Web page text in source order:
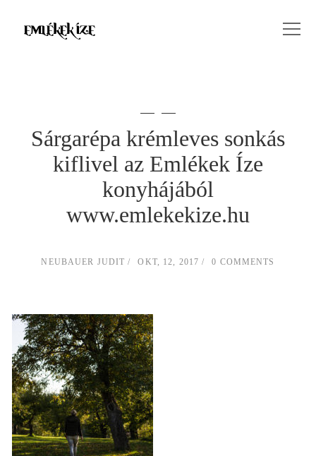
Sárgarépa krémleves sonkás
kiflivel az Emlékek Íze
konyhájából
www.emlekekize.hu
NEUBAUER JUDIT OKT, 12, 2017 0 COMMENTS